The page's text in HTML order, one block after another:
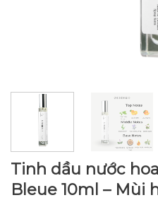
Tinh dầu nước
Bleue 10ml – Mùi